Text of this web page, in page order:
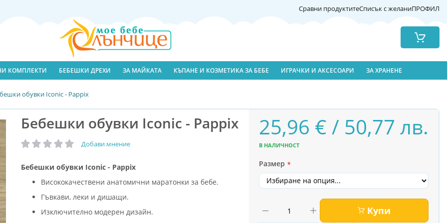
Сравни продуктитеСписък с желаниПРОФИЛ
Количка
КОМПЛЕКТИ БЕБЕШКИ ДРЕХИ ЗА МАЙКАТА КЪПАНЕ И КОЗМЕТИКА ЗА БЕБЕ ИГРАЧКИ И АКСЕСОАРИ ЗА ХРАНЕНЕ
обувки Iconic - Pappix
Бебешки обувки Iconic - Pappix
рейтинг: Добави мнение
Бебешки обувки Iconic - Pappix
Висококачествени анатомични маратонки за бебе.
Гъвкави, леки и дишащи.
Изключително модерен дизайн.
25,96 € / 50,77 лв.
В НАЛИЧНОСТ
Размер
Купи